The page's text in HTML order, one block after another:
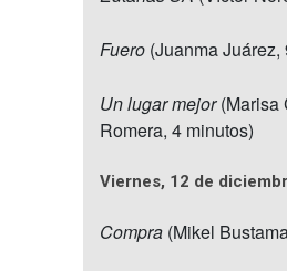
Fuero (Juanma Juárez,
Un lugar mejor(Marisa
Romera, 4 minutos)
Viernes, 12 de
Compra (Mikel